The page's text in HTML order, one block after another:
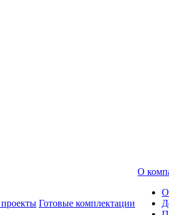
Готовые комплектации
О